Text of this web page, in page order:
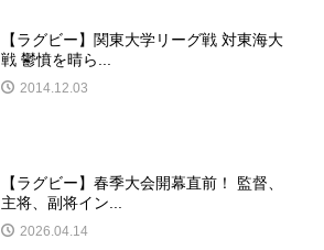
【ラグビー】関東大学リーグ戦 対東海大
戦 鬱憤を晴ら...
2014.12.03
【ラグビー】春季大会開幕直前！ 監督、
主将、副将イン...
2026.04.14